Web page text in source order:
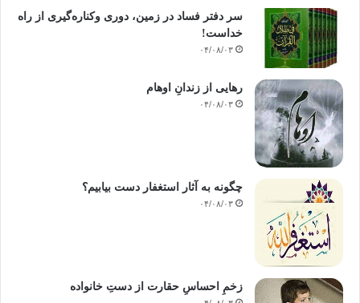
سر دفتر فساد در زمین‌، دوری وکناره‌گیری از راه
خداست‌!
۰۴/۰۸/۰۳
رهایی از زندانِ اوهام
۰۴/۰۸/۰۳
چگونه به آثار استغفار دست بیابیم؟
۰۴/۰۸/۰۳
زخمِ احساسِ حقارت از دستِ خانواده